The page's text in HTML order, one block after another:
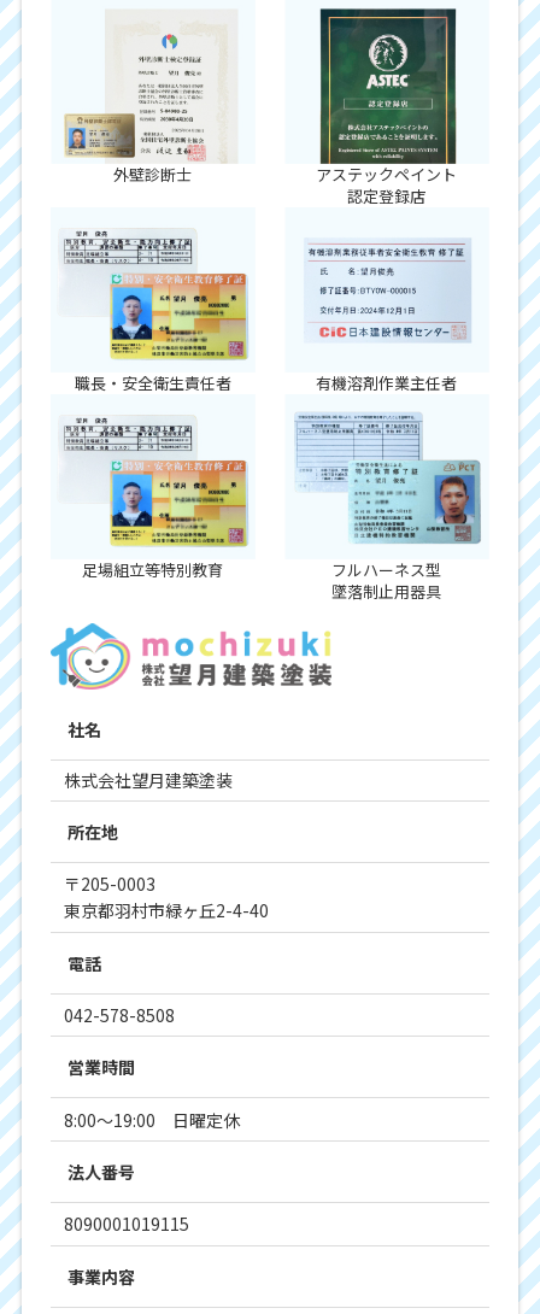
外壁診断士
アステックペイント
認定登録店
職長・安全衛生責任者 有機溶剤作業主任者
足場組立等特別教育
フルハーネス型
墜落制止用器具
社名
株式会社望月建築塗装
所在地
〒205-0003
東京都羽村市緑ヶ丘2-4-40
電話
042-578-8508
営業時間
8:00～19:00 日曜定休
法人番号
8090001019115
事業内容